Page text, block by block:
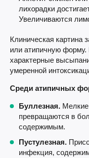
лихорадки
Увеличиваются
Клиническая картина
или атипичную форму.
характерные
умеренной
Среди атипичных
Буллезная.
превращаются в
содержимым.
Пустулезная.
инфекция,